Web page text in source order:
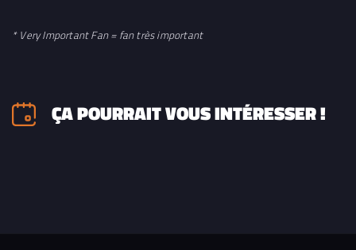
* Very Important Fan = fan très important
ÇA POURRAIT VOUS INTÉRESSER !